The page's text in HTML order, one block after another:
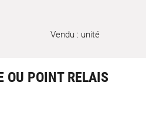
Vendu : unité
OU POINT RELAIS